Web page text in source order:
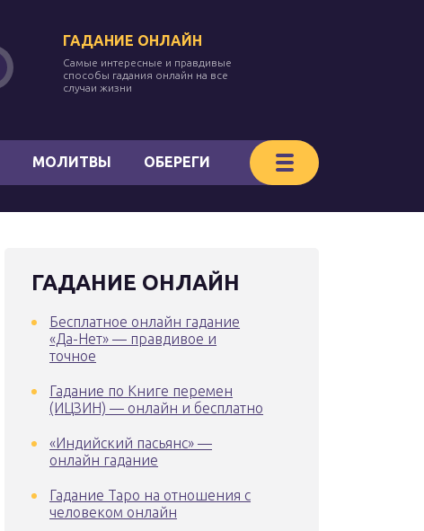
ГАДАНИЕ ОНЛАЙН
Самые интересные и правдивые
способы гадания онлайн на все
случаи жизни
МОЛИТВЫ ОБЕРЕГИ
ГАДАНИЕ ОНЛАЙН
Бесплатное онлайн гадание
«Да-Нет» — правдивое и
точное
Гадание по Книге перемен
(ИЦЗИН) — онлайн и бесплатно
«Индийский пасьянс» —
онлайн гадание
Гадание Таро на отношения с
человеком онлайн